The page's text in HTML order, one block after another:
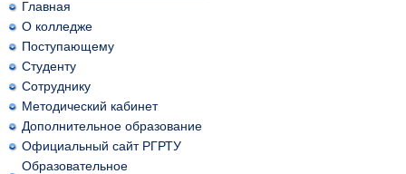
Главная
О колледже
Поступающему
Студенту
Сотруднику
Методический кабинет
Дополнительное образование
Официальный сайт РГРТУ
Образовательное